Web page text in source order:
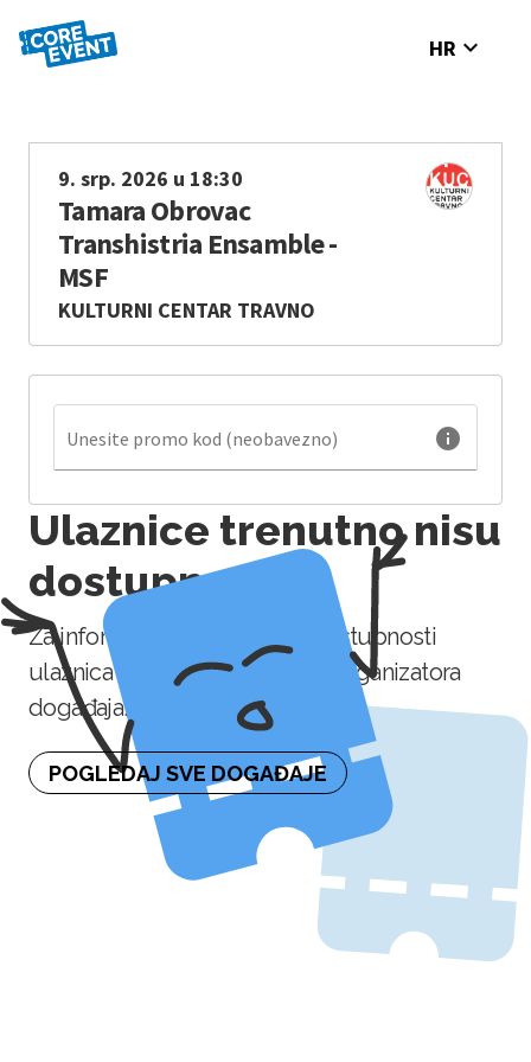
HR expand_more
9. srp. 2026 u 18:30
Tamara Obrovac
Transhistria Ensamble -
MSF
KULTURNI CENTAR TRAVNO
Unesite promo kod (neobavezno) info
Ulaznice trenutno nisu
dostupne
Za informaciju o naknadnoj dostupnosti
ulaznica molimo kontaktirajte organizatora
događaja.
POGLEDAJ SVE DOGAĐAJE